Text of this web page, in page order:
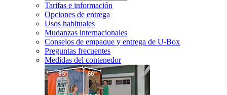
Tarifas e información
Opciones de entrega
Usos habituales
Mudanzas internacionales
Consejos de empaque y entrega de U-Box
Preguntas frecuentes
Medidas del contenedor